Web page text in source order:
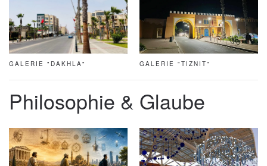
GALERIE "DAKHLA" GALERIE "TIZNIT"
Philosophie & Glaube